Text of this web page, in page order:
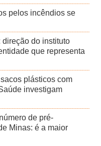
pelos incêndios se
direção do instituto
que representa
plásticos com
investigam
de pré-
Minas: é a maior